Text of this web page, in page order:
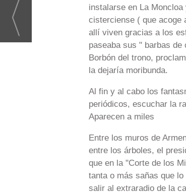
instalarse en La
cisterciense ( que acoge
allí viven gracias a los
paseaba sus " barbas
Borbón del trono,
la dejaría moribunda.
Al fin y al cabo los
periódicos, escuchar la
Aparecen a miles
Entre los muros de
entre los árboles, el
que en la "Corte de los
tanta o más sañas que
salir al extraradio de la